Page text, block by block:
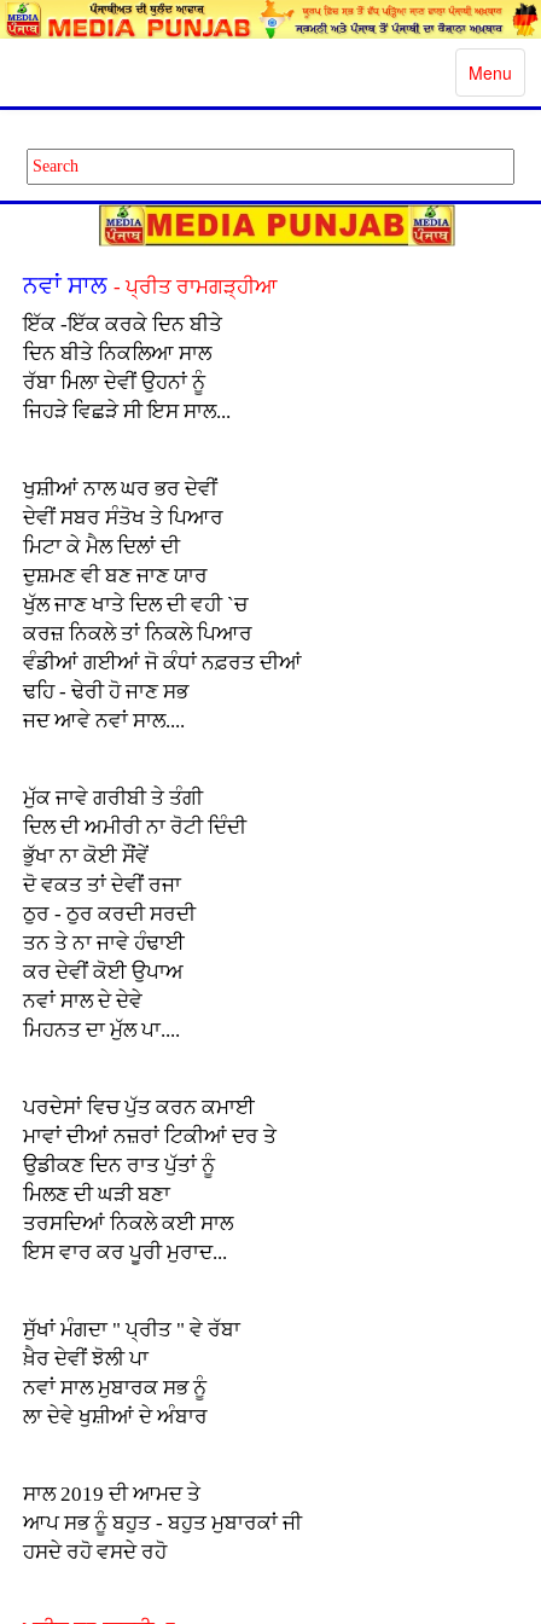
Toggle
Menu
ਨਵਾਂ ਸਾਲ - ਪ੍ਰੀਤ ਰਾਮਗੜ੍ਹੀਆ
ਇੱਕ -ਇੱਕ ਕਰਕੇ ਦਿਨ ਬੀਤੇ
ਦਿਨ ਬੀਤੇ ਨਿਕਲਿਆ ਸਾਲ
ਰੱਬਾ ਮਿਲਾ ਦੇਵੀਂ ਉਹਨਾਂ ਨੂੰ
ਜਿਹੜੇ ਵਿਛੜੇ ਸੀ ਇਸ ਸਾਲ...
ਖੁਸ਼ੀਆਂ ਨਾਲ ਘਰ ਭਰ ਦੇਵੀਂ
ਦੇਵੀਂ ਸਬਰ ਸੰਤੋਖ ਤੇ ਪਿਆਰ
ਮਿਟਾ ਕੇ ਮੈਲ ਦਿਲਾਂ ਦੀ
ਦੁਸ਼ਮਣ ਵੀ ਬਣ ਜਾਣ ਯਾਰ
ਖੁੱਲ ਜਾਣ ਖਾਤੇ ਦਿਲ ਦੀ ਵਹੀ `ਚ
ਕਰਜ਼ ਨਿਕਲੇ ਤਾਂ ਨਿਕਲੇ ਪਿਆਰ
ਵੰਡੀਆਂ ਗਈਆਂ ਜੋ ਕੰਧਾਂ ਨਫ਼ਰਤ ਦੀਆਂ
ਢਹਿ - ਢੇਰੀ ਹੋ ਜਾਣ ਸਭ
ਜਦ ਆਵੇ ਨਵਾਂ ਸਾਲ....
ਮੁੱਕ ਜਾਵੇ ਗਰੀਬੀ ਤੇ ਤੰਗੀ
ਦਿਲ ਦੀ ਅਮੀਰੀ ਨਾ ਰੋਟੀ ਦਿੰਦੀ
ਭੁੱਖਾ ਨਾ ਕੋਈ ਸੌਂਵੇਂ
ਦੋ ਵਕਤ ਤਾਂ ਦੇਵੀਂ ਰਜਾ
ਠੁਰ - ਠੁਰ ਕਰਦੀ ਸਰਦੀ
ਤਨ ਤੇ ਨਾ ਜਾਵੇ ਹੰਢਾਈ
ਕਰ ਦੇਵੀਂ ਕੋਈ ਉਪਾਅ
ਨਵਾਂ ਸਾਲ ਦੇ ਦੇਵੇ
ਮਿਹਨਤ ਦਾ ਮੁੱਲ ਪਾ....
ਪਰਦੇਸਾਂ ਵਿਚ ਪੁੱਤ ਕਰਨ ਕਮਾਈ
ਮਾਵਾਂ ਦੀਆਂ ਨਜ਼ਰਾਂ ਟਿਕੀਆਂ ਦਰ ਤੇ
ਉਡੀਕਣ ਦਿਨ ਰਾਤ ਪੁੱਤਾਂ ਨੂੰ
ਮਿਲਣ ਦੀ ਘੜੀ ਬਣਾ
ਤਰਸਦਿਆਂ ਨਿਕਲੇ ਕਈ ਸਾਲ
ਇਸ ਵਾਰ ਕਰ ਪੂਰੀ ਮੁਰਾਦ...
ਸੁੱਖਾਂ ਮੰਗਦਾ " ਪ੍ਰੀਤ " ਵੇ ਰੱਬਾ
ਖ਼ੈਰ ਦੇਵੀਂ ਝੋਲੀ ਪਾ
ਨਵਾਂ ਸਾਲ ਮੁਬਾਰਕ ਸਭ ਨੂੰ
ਲਾ ਦੇਵੇ ਖੁਸ਼ੀਆਂ ਦੇ ਅੰਬਾਰ
ਸਾਲ 2019 ਦੀ ਆਮਦ ਤੇ
ਆਪ ਸਭ ਨੂੰ ਬਹੁਤ - ਬਹੁਤ ਮੁਬਾਰਕਾਂ ਜੀ
ਹਸਦੇ ਰਹੋ ਵਸਦੇ ਰਹੋ